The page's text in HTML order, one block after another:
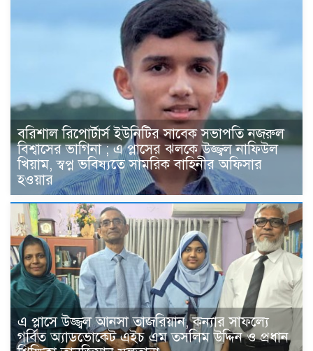
বরিশাল রিপোর্টার্স ইউনিটির সাবেক সভাপতি নজরুল
বিশ্বাসের ভাগিনা ; এ প্লাসের ঝলকে উজ্জ্বল নাফিউল
খিয়াম, স্বপ্ন ভবিষ্যতে সামরিক বাহিনীর অফিসার
হওয়ার
এ প্লাসে উজ্জ্বল আনসা তাজরিয়ান, কন্যার সাফল্যে
গর্বিত অ্যাডভোকেট এইচ এম তসলিম উদ্দিন ও প্রধান